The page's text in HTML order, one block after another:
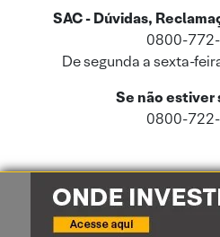
SAC - Dúvidas,
0800-
De segunda a sexta-
Se não
0800-
Este site usa cookies e dados pessoais
Cookies
e a nossa